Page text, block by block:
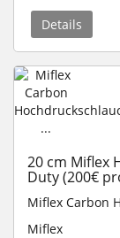
Details
20 cm Miflex
Duty (200€
Miflex Carbon
Miflex